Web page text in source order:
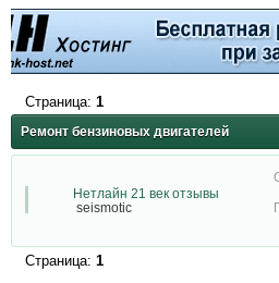
Ремонт бензиновых двигателей
Страница: 1
Нетлайн 21 век отзывы
seismotic
Страница: 1